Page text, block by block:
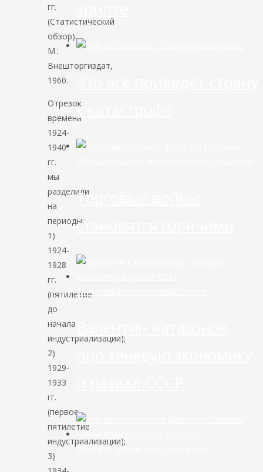
гг.
(Статистический
обзор).
М.:
Внешторгиздат,
1960.
Отрезок
времени
1924-
1940
гг.
мы
разделили
на
периоды:
1)
1924-
1928
гг.
(пятилетие
до
начала
индустриализации);
2)
1929-
1933
гг.
(первое
пятилетие
индустриализации);
3)
к катастрофе
Торговые войны
становятся горячими
Экономика современной России
Мировая финансовая олигархия